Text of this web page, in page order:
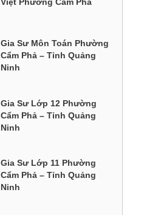
Gia Sư Môn Toán Phường
Cẩm Phả – Tỉnh Quảng
Ninh
Gia Sư Lớp 12 Phường
Cẩm Phả – Tỉnh Quảng
Ninh
Gia Sư Lớp 11 Phường
Cẩm Phả – Tỉnh Quảng
Ninh